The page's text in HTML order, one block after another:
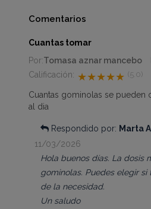
Comentarios
Cuantas tomar
Por:Tomasa aznar mancebo
Calificación: ★★★★★ (5.0)
Cuantas gominolas se pueden
al dia
Respondido por: Marta
11/03/2026
Hola buenos días. La dosis
gominolas. Puedes elegir si
de la necesidad.
Un saludo